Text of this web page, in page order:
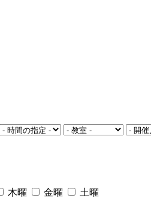
木曜 金曜 土曜